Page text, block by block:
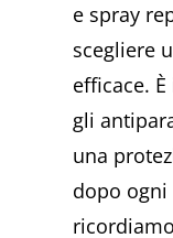
e spray
scegliere
efficace.
gli
una
dopo ogni